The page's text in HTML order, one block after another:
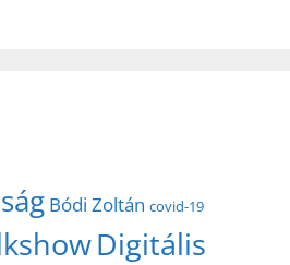
Bódi Zoltán covid-19
Digitális